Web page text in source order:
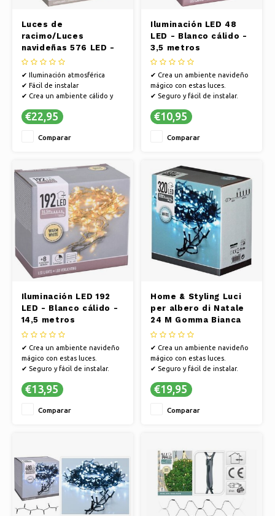
Luces de
racimo/Luces
navideñas 576 LED -
Blanco cálido - 4
metros
✔ Iluminación atmosférica
✔ Fácil de instalar
✔ Crea un ambiente cálido y
€22,95
Comparar
Iluminación LED 48
LED - Blanco cálido -
3,5 metros
✔ Crea un ambiente navideño
mágico con estas luces.
✔ Seguro y fácil de instalar.
cualquier estancia.
€10,95
Comparar
Iluminación LED 192
LED - Blanco cálido -
14,5 metros
✔ Crea un ambiente navideño
mágico con estas luces.
✔ Seguro y fácil de instalar.
cualquier estancia.
€13,95
Comparar
Home & Styling Luci
per albero di Natale
24 M Gomma Bianca
320 pezzi ● Scopri
tutti i nostri prodotti
Natale | Yellow
Webshop
✔ Crea un ambiente navideño
mágico con estas luces.
✔ Seguro y fácil de instalar.
cualquier estancia.
€19,95
Comparar